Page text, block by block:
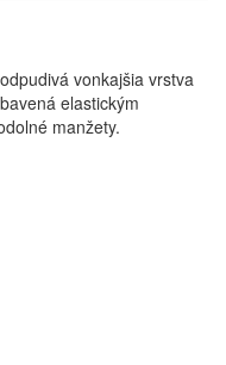
vonkajšia vrstva
elastickým
manžety.